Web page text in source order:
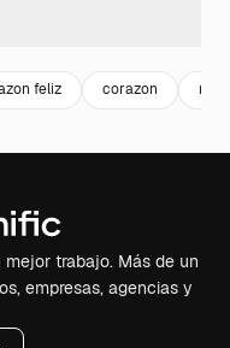
feliz corazon
trabajo. Más de un
empresas, agencias y